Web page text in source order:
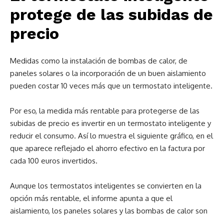
protege de las subidas de
precio
Medidas como la instalación de bombas de calor, de
paneles solares o la incorporación de un buen aislamiento
pueden costar 10 veces más que un termostato inteligente.
Por eso, la medida más rentable para protegerse de las
subidas de precio es invertir en un termostato inteligente y
reducir el consumo. Así lo muestra el siguiente gráfico, en el
que aparece reflejado el ahorro efectivo en la factura por
cada 100 euros invertidos.
Aunque los termostatos inteligentes se convierten en la
opción más rentable, el informe apunta a que el
aislamiento, los paneles solares y las bombas de calor son